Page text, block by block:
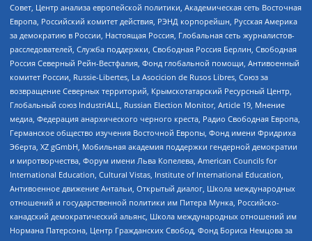
Совет, Центр анализа европейской политики, Академическая сеть Восточная
Европа, Российский комитет действия, РЭНД корпорейшн, Русская Америка
за демократию в России, Настоящая Россия, Глобальная сеть журналистов-
расследователей, Служба поддержки, Свободная Россия Берлин, Свободная
Россия Северный Рейн-Вестфалия, Фонд глобальной помощи, Антивоенный
комитет России, Russie-Libertes, La Asocicion de Rusos Libres, Союз за
возвращение Северных территорий, Крымскотатарский Ресурсный Центр,
Глобальный союз IndustriALL, Russian Election Monitor, Article 19, Мнение
медиа, Федерация анархического черного креста, Радио Свободная Европа,
Германское общество изучения Восточной Европы, Фонд имени Фридриха
Эберта, XZ gGmbH, Мобильная академия поддержки гендерной демократии
и миротворчества, Форум имени Льва Копелева, American Councils for
International Education, Cultural Vistas, Institute of International Education,
Антивоенное движение Антальи, Открытый диалог, Школа международных
отношений и государственной политики им Питера Мунка, Российско-
канадский демократический альянс, Школа международных отношений им
Нормана Патерсона, Центр Гражданских Свобод, Фонд Бориса Немцова за